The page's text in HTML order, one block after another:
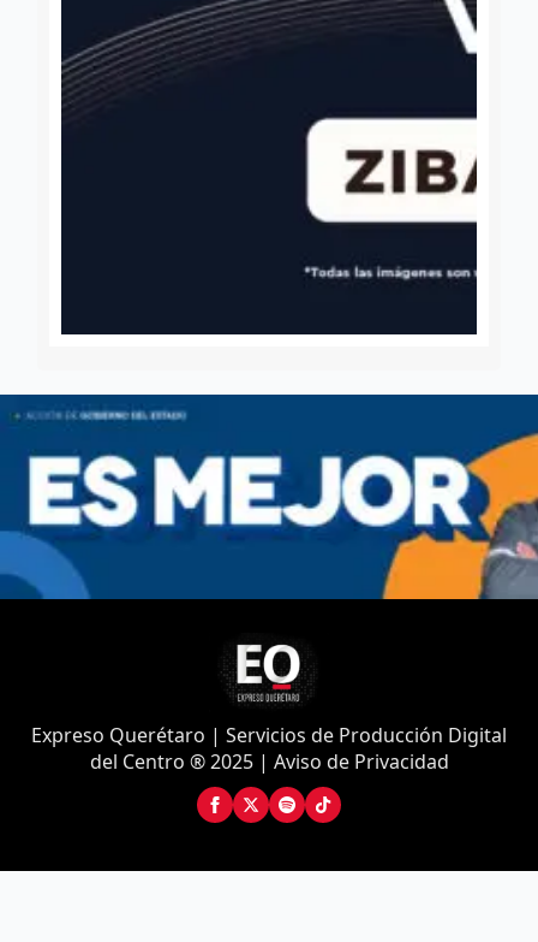
Expreso Querétaro | Servicios de Producción Digital
del Centro ® 2025 | Aviso de Privacidad